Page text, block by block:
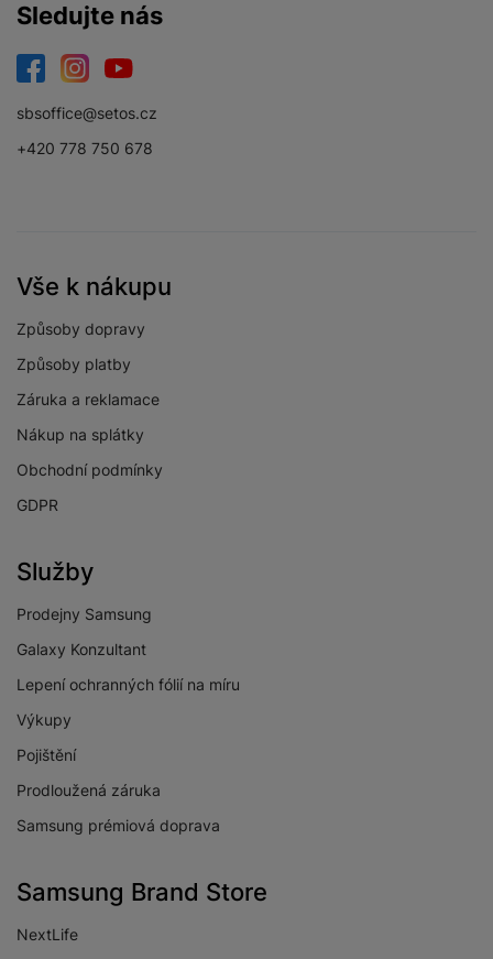
Sledujte nás
sbsoffice@setos.cz
+420 778 750 678
Vše k nákupu
Způsoby dopravy
Způsoby platby
Záruka a reklamace
Nákup na splátky
Obchodní podmínky
GDPR
Služby
Prodejny Samsung
Galaxy Konzultant
Lepení ochranných fólií na míru
Výkupy
Pojištění
Prodloužená záruka
Samsung prémiová doprava
Samsung Brand Store
NextLife